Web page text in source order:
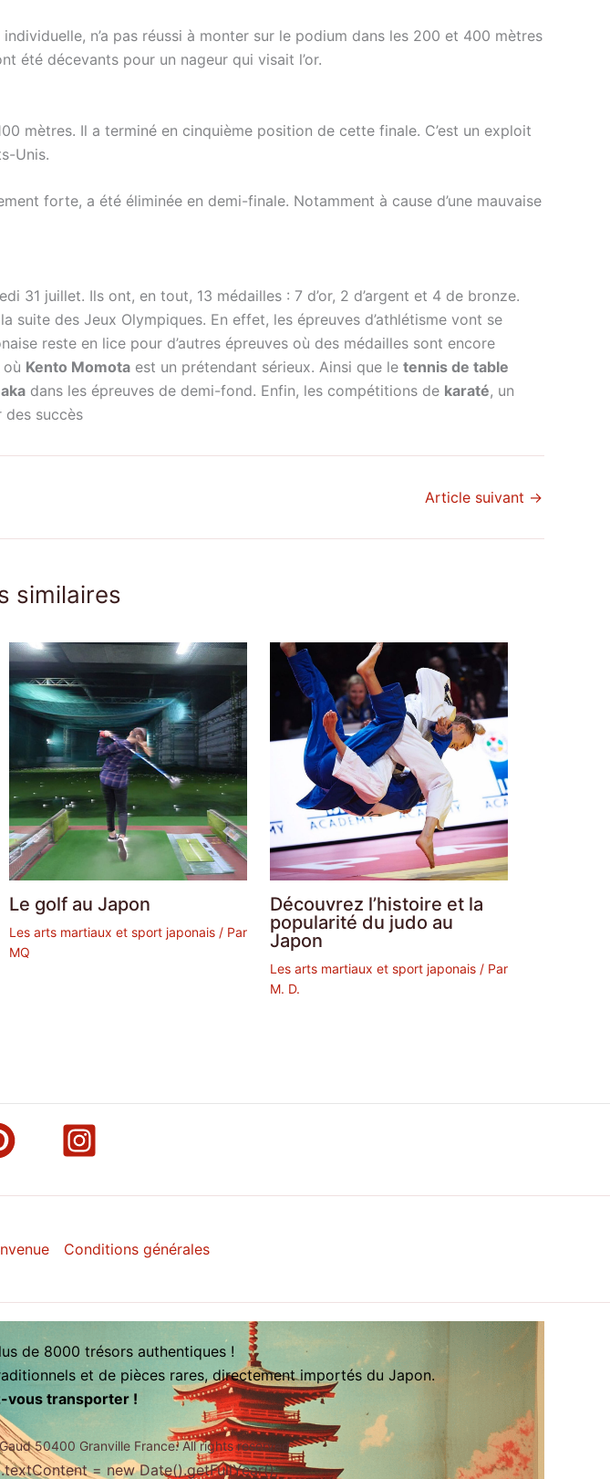
n’a pas réussi à monter sur le podium dans les 200 et 400 mètres
été décevants pour un nageur qui visait l’or.
mètres. Il a terminé en cinquième position de cette finale. C’est un exploit
Unis.
forte, a été éliminée en demi-finale. Notamment à cause d’une mauvaise
31 juillet. Ils ont, en tout, 13 médailles : 7 d’or, 2 d’argent et 4 de bronze.
suite des Jeux Olympiques. En effet, les épreuves d’athlétisme vont se
reste en lice pour d’autres épreuves où des médailles sont encore
où Kento Momota est un prétendant sérieux. Ainsi que le tennis de table
dans les épreuves de demi-fond. Enfin, les compétitions de karaté, un
succès
Article suivant →
similaires
Le golf au Japon
Les arts martiaux et sport japonais/ Par
MQ
Découvrez l’histoire et la
popularité du judo au
Japon
Les arts martiaux et sport japonais/ Par
M. D.
Conditions générales
de 8000 trésors authentiques !
et de pièces rares, directement importés du Japon.
vous transporter !
50400 Granville France. All rights reserved
= new Date().getFullYear();